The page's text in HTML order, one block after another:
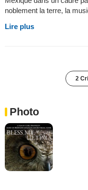
noblement la terre, la
Lire plus
2
Photo